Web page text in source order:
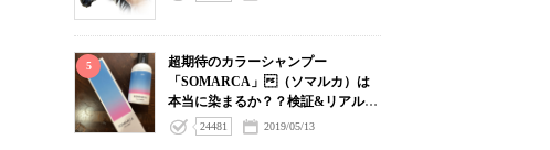
5
超期待のカラーシャンプー
「SOMARCA」（ソマルカ）は
本当に染まるか？？検証&リアルゲ
ストデータプレビューレポート
24481 2019/05/13